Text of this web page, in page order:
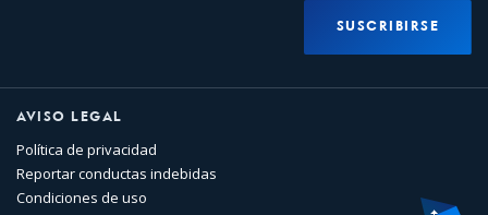
SUSCRIBIRSE
AVISO LEGAL
Política de privacidad
Reportar conductas indebidas
Condiciones de uso